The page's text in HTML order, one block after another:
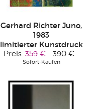
Gerhard Richter Juno,
1983
limitierter Kunstdruck
Preis: 359 € 390 €
Sofort-Kaufen